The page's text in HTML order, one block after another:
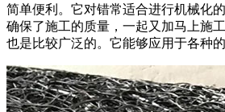
简单便利。它对错常适合进行机械化
确保了施工的质量，一起又加马上施
也是比较广泛的。它能够应用于各种